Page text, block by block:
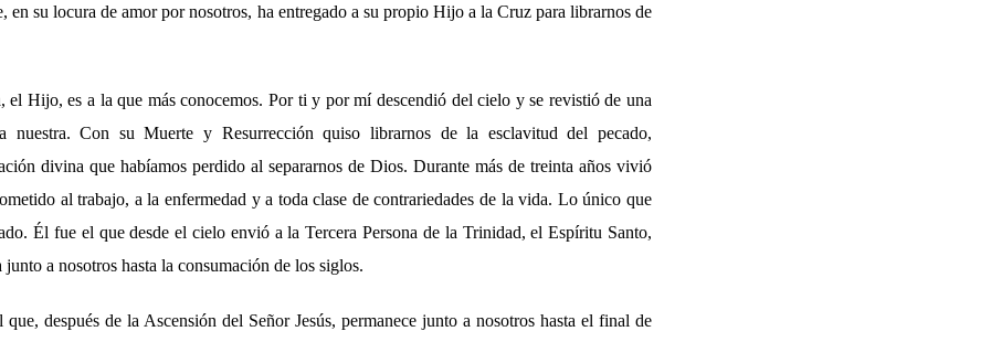
en su locura de amor por nosotros, ha entregado a su propio Hijo a la Cruz para librarnos de
el Hijo, es a la que más conocemos. Por ti y por mí descendió del cielo y se revistió de una
nuestra. Con su Muerte y Resurrección quiso librarnos de la esclavitud del pecado,
divina que habíamos perdido al separarnos de Dios. Durante más de treinta años vivió
al trabajo, a la enfermedad y a toda clase de contrariedades de la vida. Lo único que
Él fue el que desde el cielo envió a la Tercera Persona de la Trinidad, el Espíritu Santo,
junto a nosotros hasta la consumación de los siglos.
después de la Ascensión del Señor Jesús, permanece junto a nosotros hasta el final de